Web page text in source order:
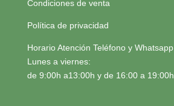
Condiciones de venta
Política de privacidad
Horario Atención Teléfono y Whatsapp
Lunes a viernes:
de 9:00h a13:00h y de 16:00 a 19:00h